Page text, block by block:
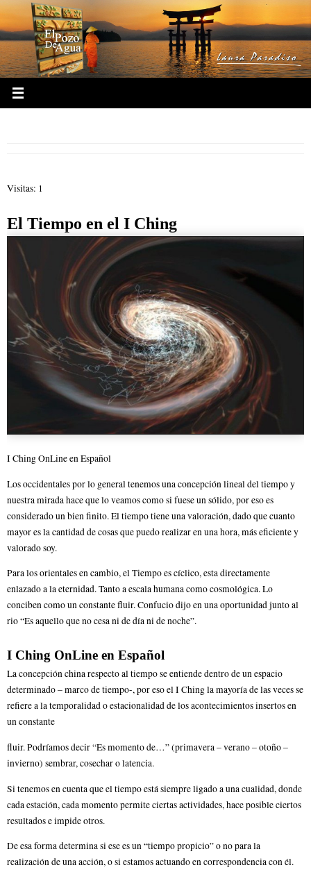
Ir
al
contenido
Visitas: 1
El Tiempo en el I Ching
I Ching OnLine en Español
Los occidentales por lo general tenemos una concepción lineal del tiempo y
nuestra mirada hace que lo veamos como si fuese un sólido, por eso es
considerado un bien finito. El tiempo tiene una valoración, dado que cuanto
mayor es la cantidad de cosas que puedo realizar en una hora, más eficiente y
valorado soy.
Para los orientales en cambio, el Tiempo es cíclico, esta directamente
enlazado a la eternidad. Tanto a escala humana como cosmológica. Lo
conciben como un constante fluir. Confucio dijo en una oportunidad junto al
rio “Es aquello que no cesa ni de día ni de noche”.
I Ching OnLine en Español
La concepción china respecto al tiempo se entiende dentro de un espacio
determinado – marco de tiempo-, por eso el I Ching la mayoría de las veces se
refiere a la temporalidad o estacionalidad de los acontecimientos insertos en
un constante
fluir. Podríamos decir “Es momento de…” (primavera – verano – otoño –
invierno) sembrar, cosechar o latencia.
Si tenemos en cuenta que el tiempo está siempre ligado a una cualidad, donde
cada estación, cada momento permite ciertas actividades, hace posible ciertos
resultados e impide otros.
De esa forma determina si ese es un “tiempo propicio” o no para la
realización de una acción, o si estamos actuando en correspondencia con él.